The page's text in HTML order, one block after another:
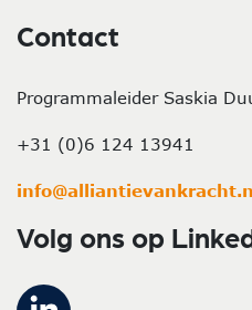
Contact
Programmaleider Saskia
+31 (0)6 124 13941
Volg ons op